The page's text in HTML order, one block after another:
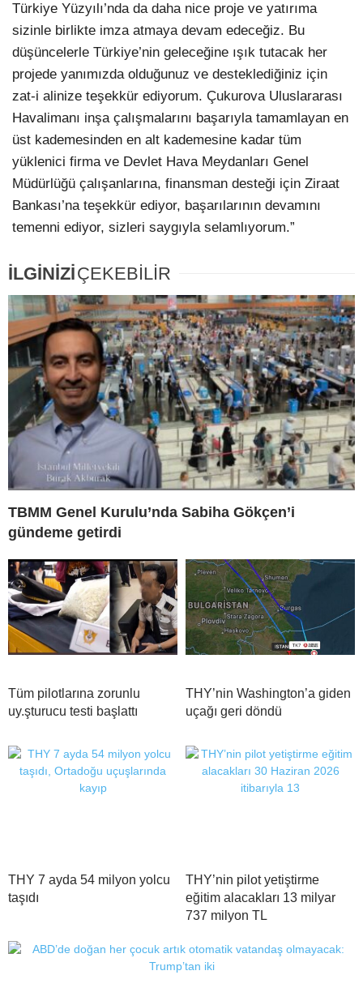
Türkiye Yüzyılı’nda da daha nice proje ve yatırıma
sizinle birlikte imza atmaya devam edeceğiz. Bu
düşüncelerle Türkiye’nin geleceğine ışık tutacak her
projede yanımızda olduğunuz ve desteklediğiniz için
zat-i alinize teşekkür ediyorum. Çukurova Uluslararası
Havalimanı inşa çalışmalarını başarıyla tamamlayan en
üst kademesinden en alt kademesine kadar tüm
yüklenici firma ve Devlet Hava Meydanları Genel
Müdürlüğü çalışanlarına, finansman desteği için Ziraat
Bankası’na teşekkür ediyor, başarılarının devamını
temenni ediyor, sizleri saygıyla selamlıyorum.”
İLGİNİZİÇEKEBİLİR
TBMM Genel Kurulu’nda Sabiha Gökçen’i
gündeme getirdi
Tüm pilotlarına zorunlu
uy.şturucu testi başlattı
THY’nin Washington’a giden
uçağı geri döndü
THY 7 ayda 54 milyon yolcu
taşıdı
THY’nin pilot yetiştirme
eğitim alacakları 13 milyar
737 milyon TL